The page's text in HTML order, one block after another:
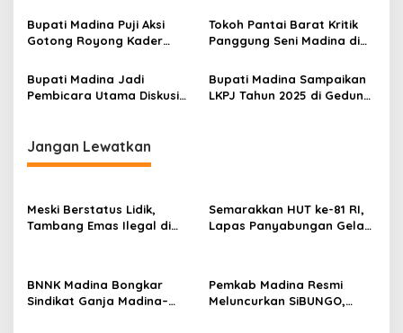
Terbatas Anggaran
Natal
Bupati Madina Puji Aksi
Gotong Royong Kader
Timur
Tokoh Pantai Barat Kritik
Panggung Seni Madina di
Diabaikan
Bupati Madina Jadi
Pembicara Utama Diskusi
Bupati Madina Sampaikan
LKPJ Tahun 2025 di Gedung
Jangan Lewatkan
Meski Berstatus Lidik,
Tambang Emas Ilegal di
Semarakkan HUT ke-81 RI,
Lapas Panyabungan Gelar
BNNK Madina Bongkar
Sindikat Ganja Madina–
Pemkab Madina Resmi
Meluncurkan SiBUNGO,